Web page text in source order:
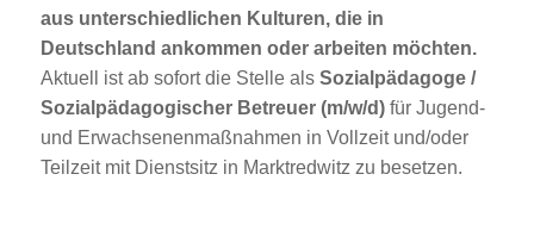
aus unterschiedlichen Kulturen, die in
Deutschland ankommen oder arbeiten möchten.
Aktuell ist ab sofort die Stelle als Sozialpädagoge /
Sozialpädagogischer Betreuer (m/w/d)für Jugend-
und Erwachsenenmaßnahmen in Vollzeit und/oder
Teilzeit mit Dienstsitz in Marktredwitz zu besetzen.